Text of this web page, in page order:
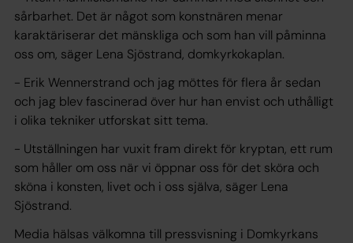
sårbarhet. Det är något som konstnären menar
karaktäriserar det mänskliga och som han vill påminna
oss om, säger Lena Sjöstrand, domkyrkokaplan.
- Erik Wennerstrand och jag möttes för flera år sedan
och jag blev fascinerad över hur han envist och uthålligt
i olika tekniker utforskat sitt tema.
- Utställningen har vuxit fram direkt för kryptan, ett rum
som håller om oss när vi öppnar oss för det sköra och
sköna i konsten, livet och i oss själva, säger Lena
Sjöstrand.
Media hälsas välkomna till pressvisning i Domkyrkans